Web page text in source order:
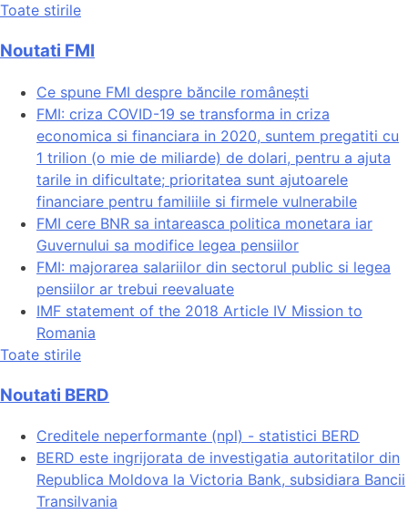
Toate stirile
Noutati FMI
Ce spune FMI despre băncile românești
FMI: criza COVID-19 se transforma in criza
economica si financiara in 2020, suntem pregatiti cu
1 trilion (o mie de miliarde) de dolari, pentru a ajuta
tarile in dificultate; prioritatea sunt ajutoarele
financiare pentru familiile si firmele vulnerabile
FMI cere BNR sa intareasca politica monetara iar
Guvernului sa modifice legea pensiilor
FMI: majorarea salariilor din sectorul public si legea
pensiilor ar trebui reevaluate
IMF statement of the 2018 Article IV Mission to
Romania
Toate stirile
Noutati BERD
Creditele neperformante (npl) - statistici BERD
BERD este ingrijorata de investigatia autoritatilor din
Republica Moldova la Victoria Bank, subsidiara Bancii
Transilvania